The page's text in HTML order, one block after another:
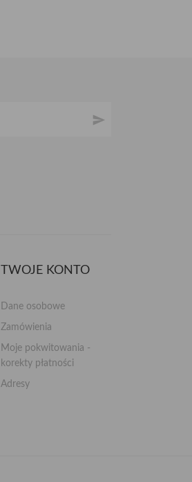

TWOJE KONTO
Dane osobowe
Zamówienia
Moje pokwitowania -
korekty płatności
Adresy